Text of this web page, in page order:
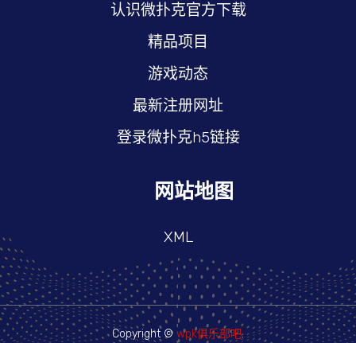
认识微扑克官方下载
精品项目
游戏动态
最新注册网址
登录微扑克h5链接
网站地图
XML
Copyright © wpk俱乐部吧.